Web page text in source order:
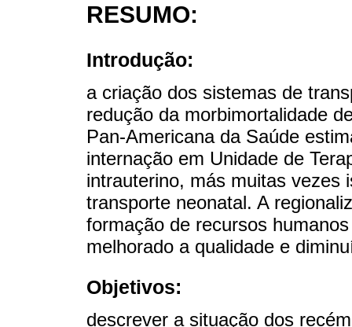
RESUMO:
Introdução:
a criação dos sistemas de
redução da morbimortalidade
Pan-Americana da Saúde
internação em Unidade de
intrauterino, más muitas vezes
transporte neonatal. A
formação de recursos
melhorado a qualidade e
Objetivos:
descrever a situação dos